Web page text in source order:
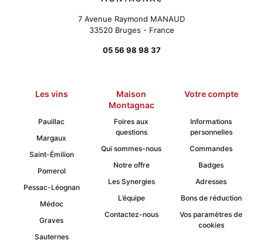
7 Avenue Raymond MANAUD
33520 Bruges - France
05 56 98 98 37
Les vins
Maison
Montagnac
Votre compte
Pauillac
Margaux
Saint-Émilion
Pomerol
Pessac-Léognan
Médoc
Graves
Sauternes
Foires aux
questions
Qui sommes-nous
Notre offre
Les Synergies
L’équipe
Contactez-nous
Informations
personnelles
Commandes
Badges
Adresses
Bons de réduction
Vos paramètres de
cookies